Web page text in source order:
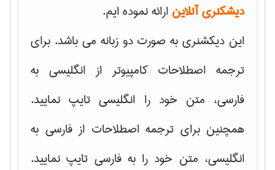
دیشکنری آنلاین ارائه نموده ایم.
این دیکشنری به صورت دو زبانه می باشد. برای
ترجمه اصطلاحات کامپیوتر از انگلیسی به
فارسی، متن خود را انگلیسی تایپ نمایید.
همچنین برای ترجمه اصطلاحات از فارسی به
انگلیسی، متن خود را به فارسی تایپ نمایید.